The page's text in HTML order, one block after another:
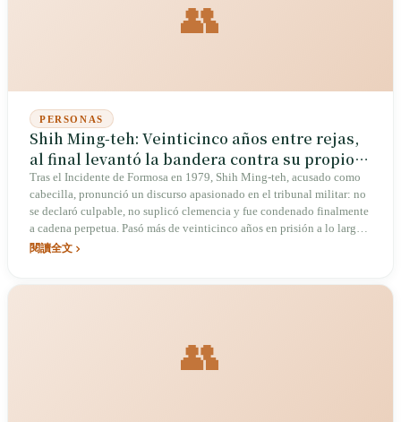
👥
PERSONAS
Shih Ming-teh: Veinticinco años entre rejas,
al final levantó la bandera contra su propio
partido
Tras el Incidente de Formosa en 1979, Shih Ming-teh, acusado como
cabecilla, pronunció un discurso apasionado en el tribunal militar: no
se declaró culpable, no suplicó clemencia y fue condenado finalmente
a cadena perpetua. Pasó más de veinticinco años en prisión a lo largo
de su vida, convirtiéndose en uno de los mártires más importantes del
閱讀全文
👥